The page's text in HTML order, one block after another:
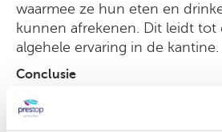
waarmee ze hun eten en
kunnen afrekenen. Dit leidt tot
algehele ervaring in de kantine.
Conclusie
Bestelzuilen in de kantine zijn